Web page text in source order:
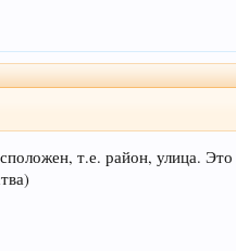
т.е. район, улица.